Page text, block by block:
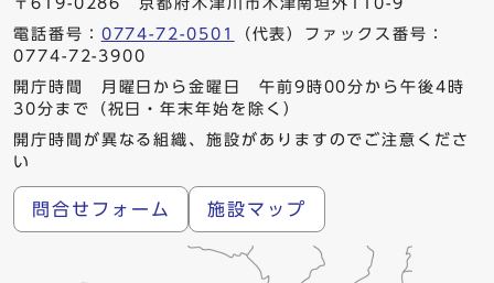
電話番号： 0774-72-0501
（代表）ファックス番号：
0774-72-3900
開庁時間 月曜日から金曜日 午前9時00分から午後4時
30分まで（祝日・年末年始を除く）
開庁時間が異なる組織、施設がありますのでご注意くださ
い
問合せフォーム 施設マップ